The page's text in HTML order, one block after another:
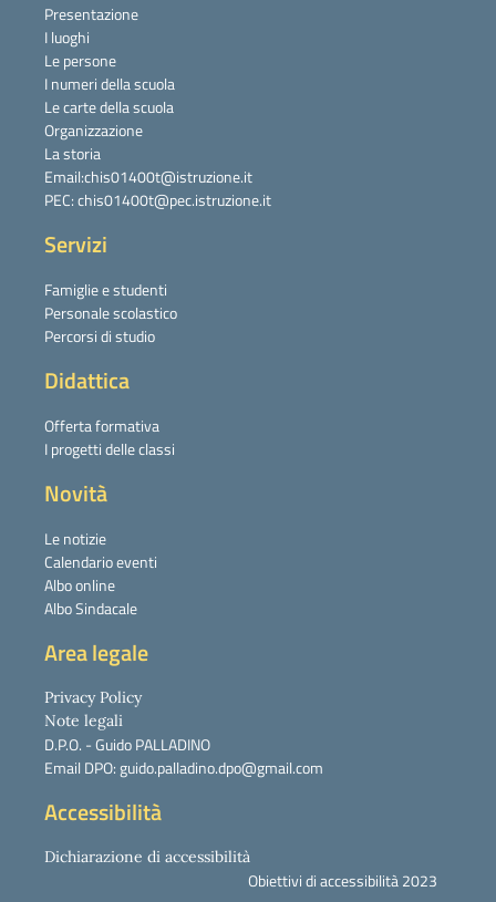
Presentazione
I luoghi
Le persone
I numeri della scuola
Le carte della scuola
Organizzazione
La storia
Email:chis01400t@istruzione.it
PEC: chis01400t@pec.istruzione.it
Servizi
Famiglie e studenti
Personale scolastico
Percorsi di studio
Didattica
Offerta formativa
I progetti delle classi
Novità
Le notizie
Calendario eventi
Albo online
Albo Sindacale
Area legale
Privacy Policy
Note legali
D.P.O. - Guido PALLADINO
Email DPO: guido.palladino.dpo@gmail.com
Accessibilità
Dichiarazione di accessibilità
Obiettivi di accessibilità 2023